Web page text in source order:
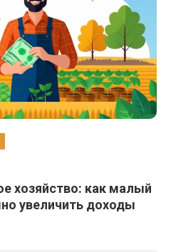
хозяйство: как малый
увеличить доходы